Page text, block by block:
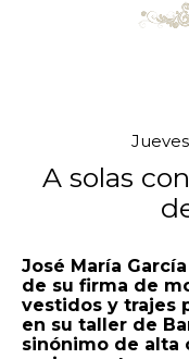
A solas
José María
de su firma de
vestidos y trajes
en su taller de
sinónimo de alta